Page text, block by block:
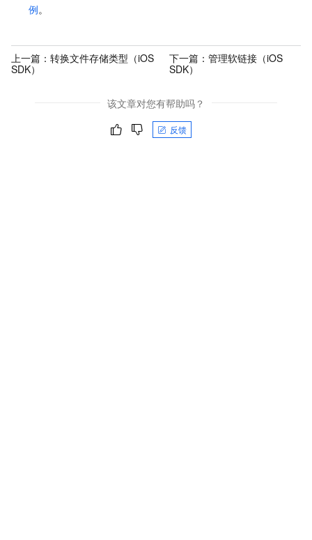
例。
上一篇： 转换文件存储类型（iOS
SDK）
下一篇： 管理软链接（iOS
SDK）
该文章对您有帮助吗？
反馈